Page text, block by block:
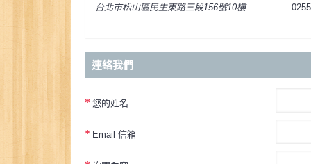
台北市松山區民生東路三段156號10樓
連絡我們
您的姓名
Email 信箱